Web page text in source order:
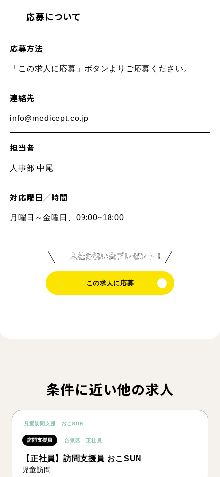
応募について
応募方法
「この求人に応募」ボタンよりご応募ください。
連絡先
info@medicept.co.jp
担当者
人事部 中尾
対応曜日／時間
月曜日～金曜日、09:00~18:00
入社お祝い金プレゼント！
この求人に応募
条件に近い他の求人
児童訪問支援 おこSUN
訪問支援員 台東区 正社員
【正社員】訪問支援員 おこSUN
児童訪問